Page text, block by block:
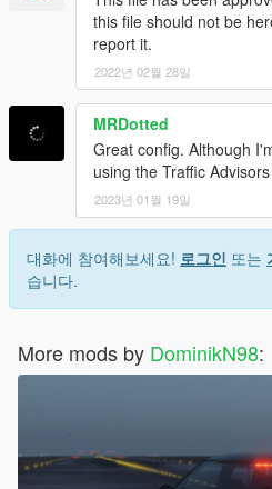
this file should not be
report it.
2022년 02월 28일
MRDotted
Great config. Although
using the Traffic
2023년 01월 19일
대화에 참여해보세요! 로그인 또는
습니다.
More mods by DominikN98: